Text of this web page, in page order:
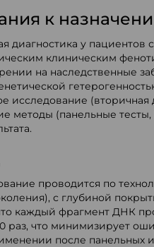
к
диагностика у
клиническим
на наследственные
исследование (вторичная
методы (панельные тесты,
проводится по
с глубиной
каждый фрагмент ДНК
раз, что минимизирует
после панельных